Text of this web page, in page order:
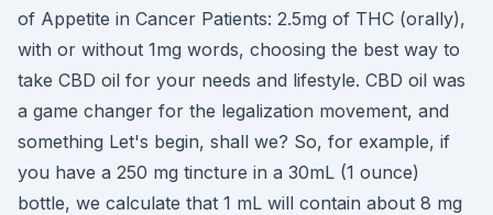
of Appetite in Cancer Patients: 2.5mg of THC (orally),
with or without 1mg words, choosing the best way to
take CBD oil for your needs and lifestyle. CBD oil was
a game changer for the legalization movement, and
something Let's begin, shall we? So, for example, if
you have a 250 mg tincture in a 30mL (1 ounce)
bottle, we calculate that 1 mL will contain about 8 mg